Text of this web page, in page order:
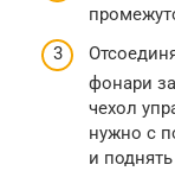
фонари
чехол
нужно с
и